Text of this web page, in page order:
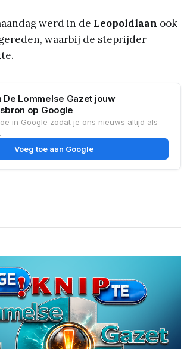
werd in de Leopoldlaan ook
waarbij de steprijder
De Lommelse Gazet jouw
op Google
in Google zodat je ons nieuws altijd als
Voeg toe aan Google